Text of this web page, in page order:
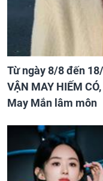
Từ ngày 8/8 đến
VẬN MAY HIẾM
May Mắn lâm môn